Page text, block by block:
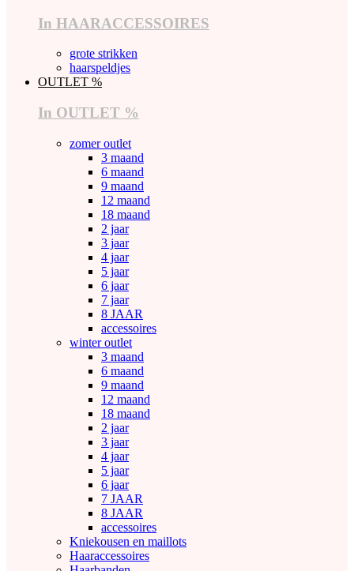
In HAARACCESSOIRES
grote strikken
haarspeldjes
OUTLET %
In OUTLET %
zomer outlet
3 maand
6 maand
9 maand
12 maand
18 maand
2 jaar
3 jaar
4 jaar
5 jaar
6 jaar
7 jaar
8 JAAR
accessoires
winter outlet
3 maand
6 maand
9 maand
12 maand
18 maand
2 jaar
3 jaar
4 jaar
5 jaar
6 jaar
7 JAAR
8 JAAR
accessoires
Kniekousen en maillots
Haaraccessoires